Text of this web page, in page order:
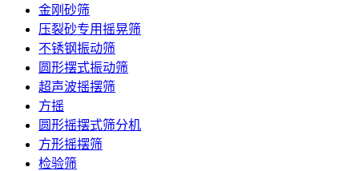
金刚砂筛
压裂砂专用摇晃筛
不锈钢振动筛
圆形摆式振动筛
超声波摇摆筛
方摇
圆形摇摆式筛分机
方形摇摆筛
检验筛